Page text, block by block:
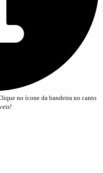
no ícone da bandeira no canto